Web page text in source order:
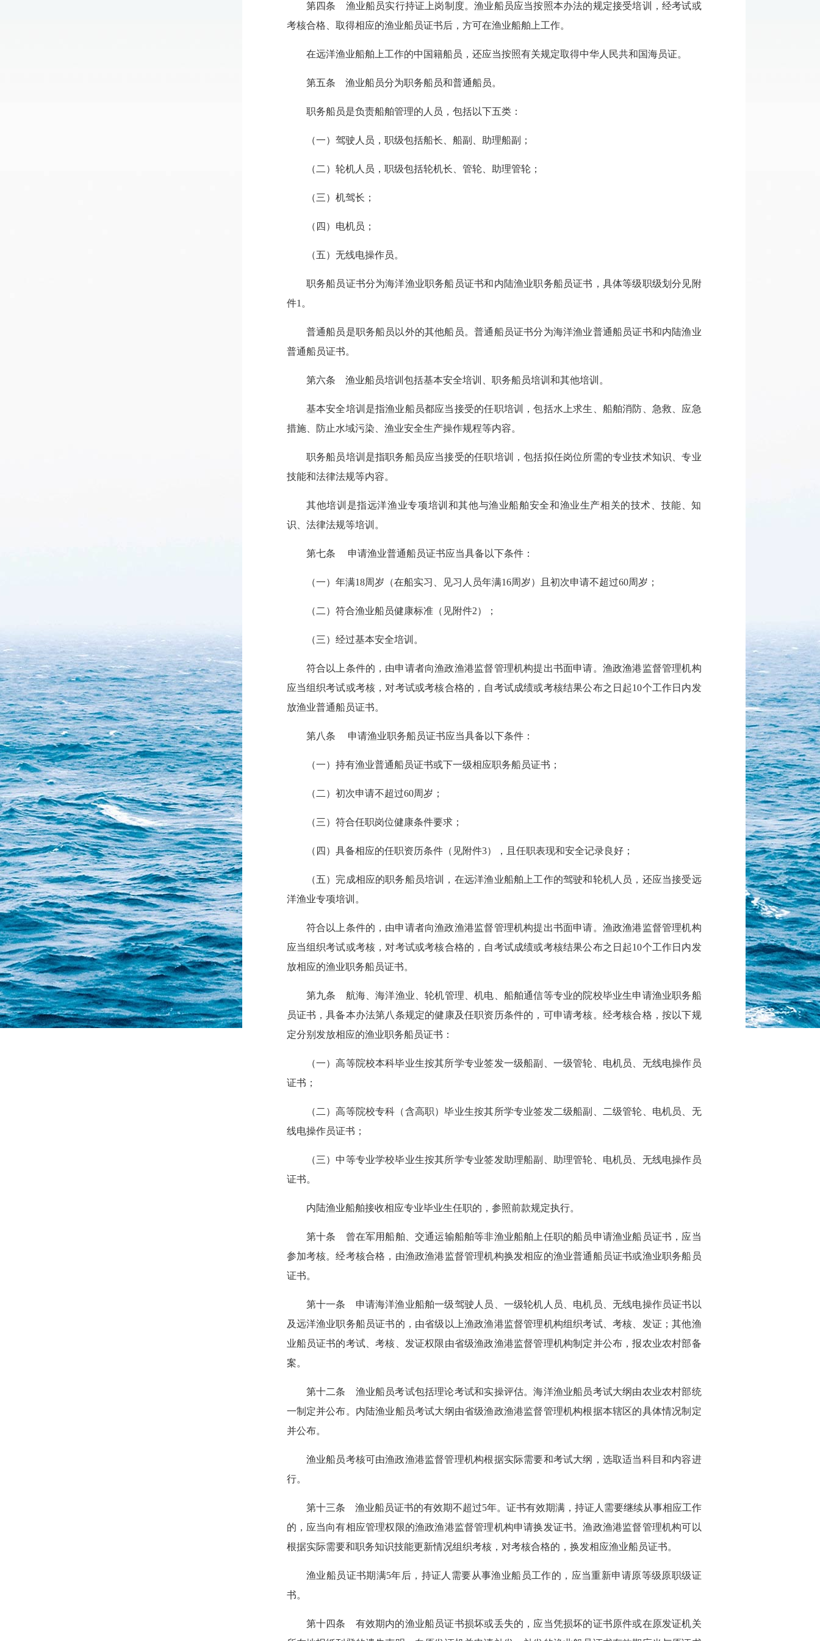
第四条 渔业船员实行持证上岗制度。渔业船员应当按照本办法的规定接受培训，经考试或
考核合格、取得相应的渔业船员证书后，方可在渔业船舶上工作。
在远洋渔业船舶上工作的中国籍船员，还应当按照有关规定取得中华人民共和国海员证。
第五条 渔业船员分为职务船员和普通船员。
职务船员是负责船舶管理的人员，包括以下五类：
（一）驾驶人员，职级包括船长、船副、助理船副；
（二）轮机人员，职级包括轮机长、管轮、助理管轮；
（三）机驾长；
（四）电机员；
（五）无线电操作员。
职务船员证书分为海洋渔业职务船员证书和内陆渔业职务船员证书，具体等级职级划分见附
件1。
普通船员是职务船员以外的其他船员。普通船员证书分为海洋渔业普通船员证书和内陆渔业
普通船员证书。
第六条 渔业船员培训包括基本安全培训、职务船员培训和其他培训。
基本安全培训是指渔业船员都应当接受的任职培训，包括水上求生、船舶消防、急救、应急
措施、防止水域污染、渔业安全生产操作规程等内容。
职务船员培训是指职务船员应当接受的任职培训，包括拟任岗位所需的专业技术知识、专业
技能和法律法规等内容。
其他培训是指远洋渔业专项培训和其他与渔业船舶安全和渔业生产相关的技术、技能、知
识、法律法规等培训。
第七条 申请渔业普通船员证书应当具备以下条件：
（一）年满18周岁（在船实习、见习人员年满16周岁）且初次申请不超过60周岁；
（二）符合渔业船员健康标准（见附件2）；
（三）经过基本安全培训。
符合以上条件的，由申请者向渔政渔港监督管理机构提出书面申请。渔政渔港监督管理机构
应当组织考试或考核，对考试或考核合格的，自考试成绩或考核结果公布之日起10个工作日内发
放渔业普通船员证书。
第八条 申请渔业职务船员证书应当具备以下条件：
（一）持有渔业普通船员证书或下一级相应职务船员证书；
（二）初次申请不超过60周岁；
（三）符合任职岗位健康条件要求；
（四）具备相应的任职资历条件（见附件3），且任职表现和安全记录良好；
（五）完成相应的职务船员培训，在远洋渔业船舶上工作的驾驶和轮机人员，还应当接受远
洋渔业专项培训。
符合以上条件的，由申请者向渔政渔港监督管理机构提出书面申请。渔政渔港监督管理机构
应当组织考试或考核，对考试或考核合格的，自考试成绩或考核结果公布之日起10个工作日内发
放相应的渔业职务船员证书。
第九条 航海、海洋渔业、轮机管理、机电、船舶通信等专业的院校毕业生申请渔业职务船
员证书，具备本办法第八条规定的健康及任职资历条件的，可申请考核。经考核合格，按以下规
定分别发放相应的渔业职务船员证书：
（一）高等院校本科毕业生按其所学专业签发一级船副、一级管轮、电机员、无线电操作员
证书；
（二）高等院校专科（含高职）毕业生按其所学专业签发二级船副、二级管轮、电机员、无
线电操作员证书；
（三）中等专业学校毕业生按其所学专业签发助理船副、助理管轮、电机员、无线电操作员
证书。
内陆渔业船舶接收相应专业毕业生任职的，参照前款规定执行。
第十条 曾在军用船舶、交通运输船舶等非渔业船舶上任职的船员申请渔业船员证书，应当
参加考核。经考核合格，由渔政渔港监督管理机构换发相应的渔业普通船员证书或渔业职务船员
证书。
第十一条 申请海洋渔业船舶一级驾驶人员、一级轮机人员、电机员、无线电操作员证书以
及远洋渔业职务船员证书的，由省级以上渔政渔港监督管理机构组织考试、考核、发证；其他渔
业船员证书的考试、考核、发证权限由省级渔政渔港监督管理机构制定并公布，报农业农村部备
案。
第十二条 渔业船员考试包括理论考试和实操评估。海洋渔业船员考试大纲由农业农村部统
一制定并公布。内陆渔业船员考试大纲由省级渔政渔港监督管理机构根据本辖区的具体情况制定
并公布。
渔业船员考核可由渔政渔港监督管理机构根据实际需要和考试大纲，选取适当科目和内容进
行。
第十三条 渔业船员证书的有效期不超过5年。证书有效期满，持证人需要继续从事相应工作
的，应当向有相应管理权限的渔政渔港监督管理机构申请换发证书。渔政渔港监督管理机构可以
根据实际需要和职务知识技能更新情况组织考核，对考核合格的，换发相应渔业船员证书。
渔业船员证书期满5年后，持证人需要从事渔业船员工作的，应当重新申请原等级原职级证
书。
第十四条 有效期内的渔业船员证书损坏或丢失的，应当凭损坏的证书原件或在原发证机关